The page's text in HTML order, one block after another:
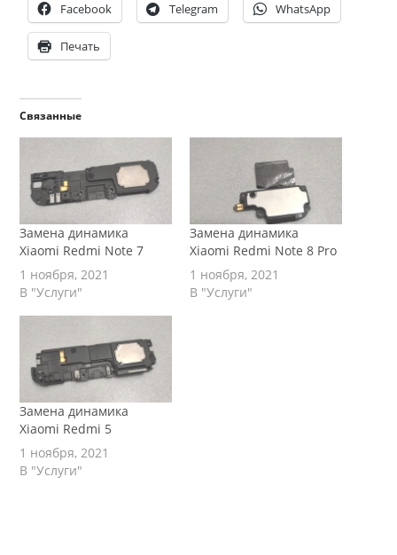
Facebook Telegram WhatsApp
Печать
Связанные
Замена динамика
Xiaomi Redmi Note 7
1 ноября, 2021
В "Услуги"
Замена динамика
Xiaomi Redmi Note 8 Pro
1 ноября, 2021
В "Услуги"
Замена динамика
Xiaomi Redmi 5
1 ноября, 2021
В "Услуги"